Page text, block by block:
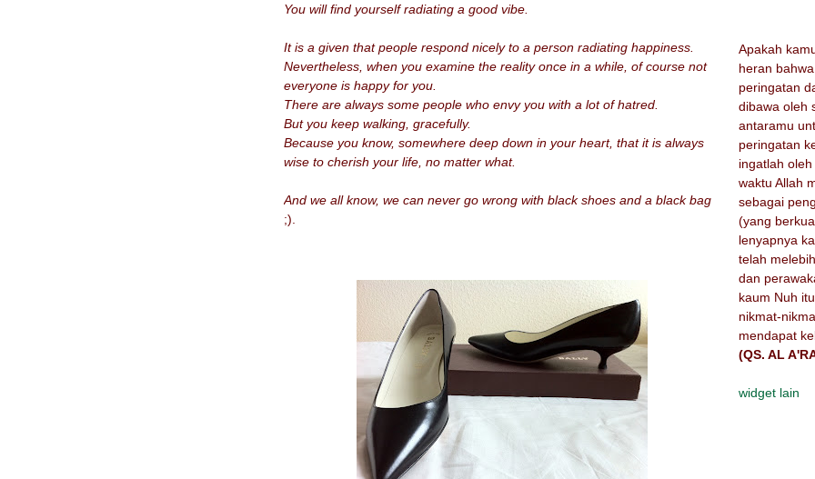
You will find yourself radiating a good vibe.
It is a given that people respond nicely to a person radiating happiness.
Nevertheless, when you examine the reality once in a while, of course not
everyone is happy for you.
There are always some people who envy you with a lot of hatred.
But you keep walking, gracefully.
Because you know, somewhere deep down in your heart, that it is always
wise to cherish your life, no matter what.
And we all know, we can never go wrong with black shoes and a black bag
;).
Apakah
heran
peringatan
dibawa oleh
antaramu
peringatan
ingatlah
waktu Allah
sebagai
(yang
lenyapnya
telah
dan
kaum Nuh
nikmat-
mendapat
(QS. AL
widget lain